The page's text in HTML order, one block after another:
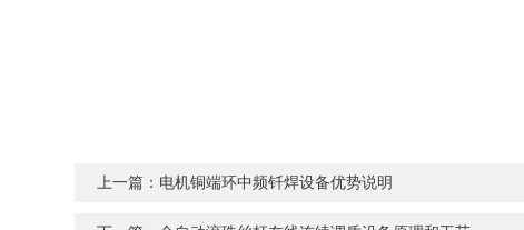
上一篇：电机铜端环中频钎焊设备优势说明